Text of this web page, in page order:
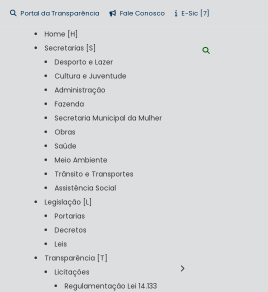
Portal da Transparência Fale Conosco E-Sic
Home
Secretarias
Desporto e Lazer
Cultura e Juventude
Administração
Fazenda
Secretaria Municipal da Mulher
Obras
Saúde
Meio Ambiente
Trânsito e Transportes
Assistência Social
Legislação
Portarias
Decretos
Leis
Transparência
Licitações
Regulamentação Lei 14.133